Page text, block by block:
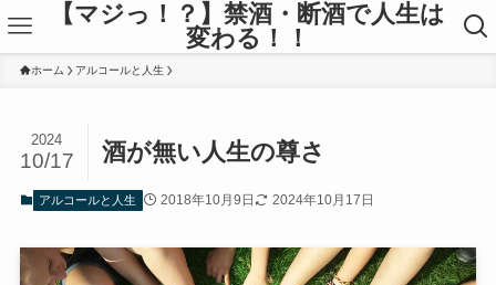
【マジっ！？】禁酒・断酒で人生は
変わる！！
ホーム アルコールと人生
酒が無い人生の尊さ
2024
10/17
アルコールと人生 2018年10月9日 2024年10月17日